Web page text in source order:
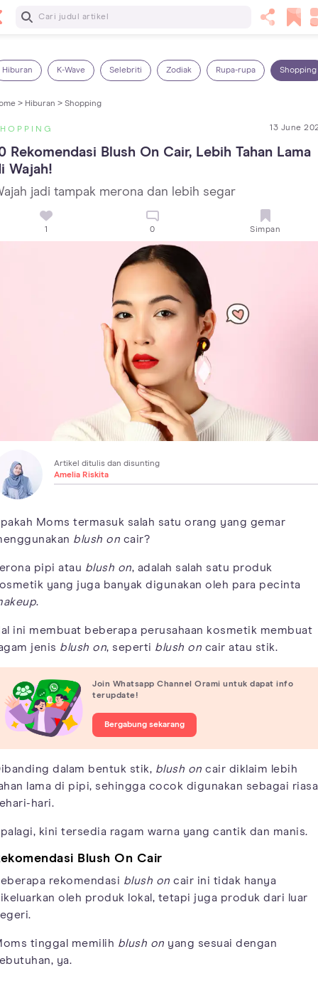
Baca Selanjutnya
Hiburan K-Wave Selebriti Zodiak Rupa-rupa Shopping
> Hiburan > Shopping
13 June
Rekomendasi Blush On Cair, Lebih Tahan Lama
Wajah!
jadi tampak merona dan lebih segar
1 0 Simpan
Artikel ditulis dan disunting
Amelia Riskita
Moms termasuk salah satu orang yang gemar
blush on cair?
pipi atau blush on, adalah salah satu produk
yang juga banyak digunakan oleh para pecinta
.
ini membuat beberapa perusahaan kosmetik membuat
jenis blush on, seperti blush on cair atau stik.
Join Whatsapp Channel Orami untuk dapat info
terupdate!
Bergabung sekarang
dalam bentuk stik, blush on cair diklaim lebih
lama di pipi, sehingga cocok digunakan sebagai
hari.
kini tersedia ragam warna yang cantik dan manis.
Blush On Cair
rekomendasi blush on cair ini tidak hanya
oleh produk lokal, tetapi juga produk dari luar
tinggal memilih blush on yang sesuai dengan
ya.